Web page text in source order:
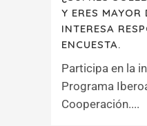
Y ERES
INTERESA
ENCUESTA.
Participa en la
Programa
Cooperación....